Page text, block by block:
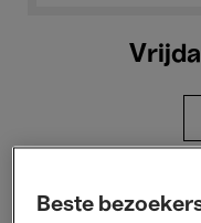
Beste